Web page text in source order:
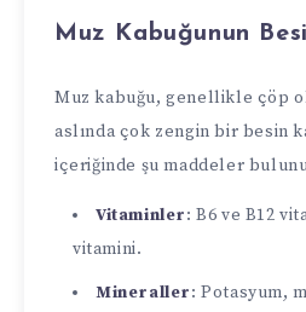
Muz Kabuğunun
Muz kabuğu, genellikle çöp
aslında çok zengin bir besin
içeriğinde şu maddeler
Vitaminler: B6 ve B12
vitamini.
Mineraller: Potasyum,